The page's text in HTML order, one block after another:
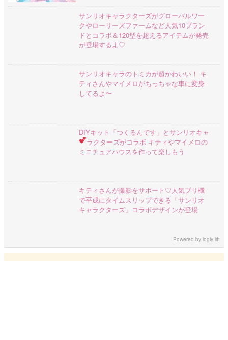
サンリオキャラクターズがグローバルワー
クやローリーズファームなど人気10ブラン
ドとコラボ＆120型を超えるアイテムが発売
が登場するよ♡
サンリオキャラのトミカが超かわいい！ キ
ティさんやマイメロがちっちゃな車に変身
してるよ〜
DIYキット「つくるんです」とサンリオキャ
ラクターズがコラボ キティやマイメロの
ミニチュアハウスを作って楽しもう
キティさんが撮影をサポート♡人気プリ機
で平成にタイムスリップできる「サンリオ
キャラクターズ」コラボデザインが登場
Powered bylogly lift